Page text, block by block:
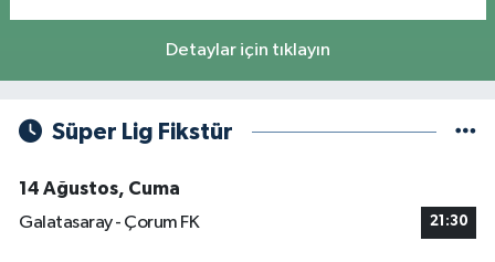
Detaylar için tıklayın
Süper Lig Fikstür
14 Ağustos, Cuma
Galatasaray - Çorum FK
21:30